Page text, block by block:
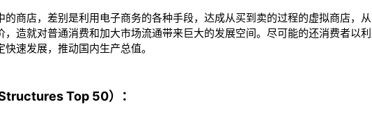
的商店，差别是利用电子商务的各种手段，达成从买到卖的过程的虚拟商店，
，造就对普通消费和加大市场流通带来巨大的发展空间。尽可能的还消费者以
速发展，推动国内生产总值。
Top 50）：